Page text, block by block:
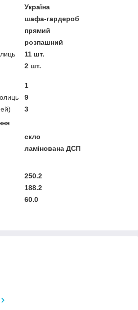
Україна
шафа-гардероб
прямий
розпашний
11 шт.
2 шт.
1
9
3
скло
ламінована ДСП
250.2
188.2
60.0